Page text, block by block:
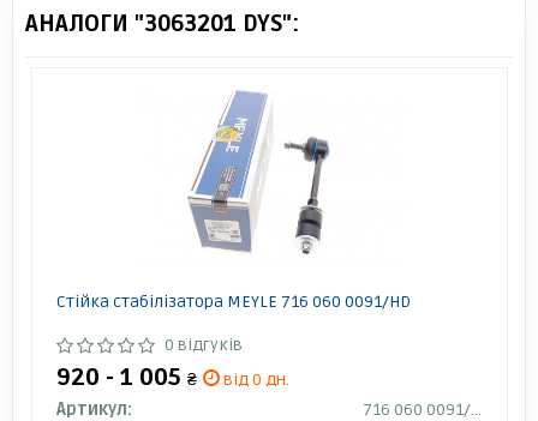
АНАЛОГИ "3063201 DYS":
Стійка стабілізатора MEYLE 716 060 0091/HD
0 відгуків
920 - 1 005 ₴
від 0 дн.
Артикул:
716 060 0091/HD